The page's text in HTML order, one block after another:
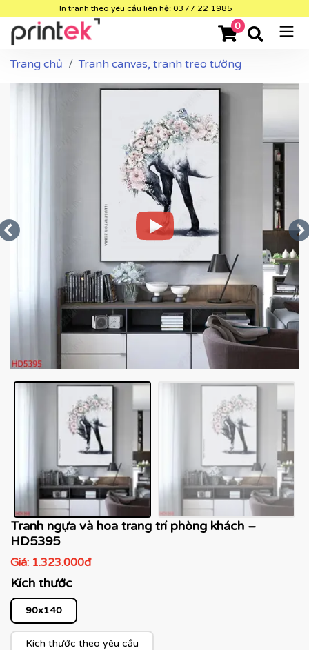
In tranh theo yêu cầu liên hệ: 0377 22 1985
0
Trang chủ Tranh canvas, tranh treo tường
Tranh ngựa và hoa trang trí phòng khách –
HD5395
Giá: 1.323.000đ
Kích thước
90x140
Kích thước theo yêu cầu